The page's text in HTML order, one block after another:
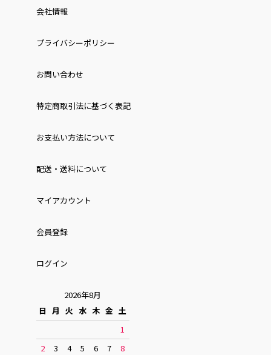
会社情報
プライバシーポリシー
お問い合わせ
特定商取引法に基づく表記
お⽀払い⽅法について
配送・送料について
マイアカウント
会員登録
ログイン
2026年8月
日 月 火 水 木 金 土
1
2
3 4 5 6 7
8